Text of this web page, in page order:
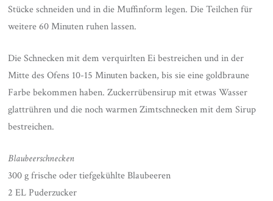
Stücke schneiden und in die Muffinform legen. Die Teilchen für
weitere 60 Minuten ruhen lassen.
Die Schnecken mit dem verquirlten Ei bestreichen und in der
Mitte des Ofens 10-15 Minuten backen, bis sie eine goldbraune
Farbe bekommen haben. Zuckerrübensirup mit etwas Wasser
glattrühren und die noch warmen Zimtschnecken mit dem Sirup
bestreichen.
Blaubeerschnecken
300 g frische oder tiefgekühlte Blaubeeren
2 EL Puderzucker